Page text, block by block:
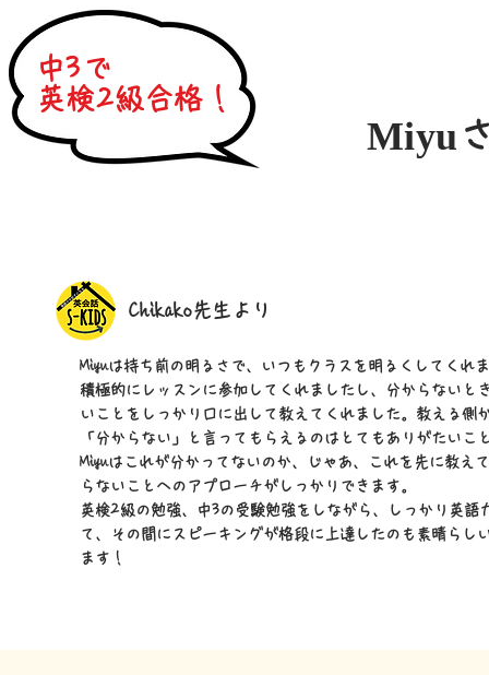
Miyu
中3で
英検2級合格！
Chikako先生より
Miyuは持ち前の明るさで、いつもクラスを明るくしてくれ
積極的にレッスンに参加してくれましたし、分からないと
いことをしっかり口に出して教えてくれました。教える側
「分からない」と言ってもらえるのはとてもありがたいこ
Miyuはこれが分かってないのか、じゃあ、これを先に教え
らないことへのアプローチがしっかりできます。
英検2級の勉強、中3の受験勉強をしながら、しっかり英語
て、その間にスピーキングが格段に上達したのも素晴らし
ます！